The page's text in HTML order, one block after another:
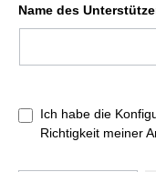
Name des
Ich habe die
Richtigkeit meiner